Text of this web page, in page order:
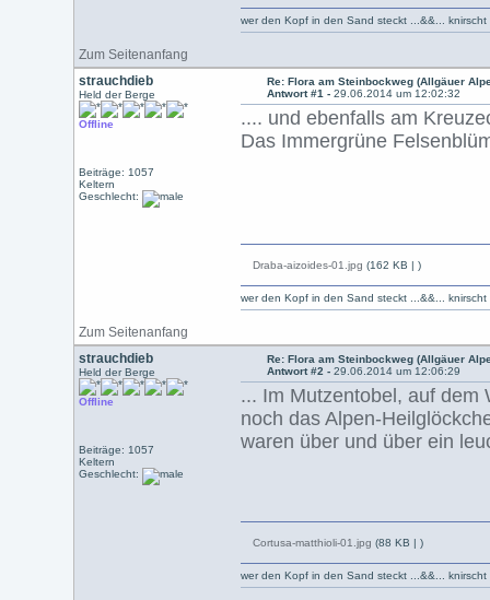
Zum Seitenanfang
wer den Kopf in den Sand steckt ...&&...
strauchdieb
Held der Berge
Offline
Beiträge: 1057
Keltern
Geschlecht:
Re: Flora am Steinbockweg (Allgäuer
Antwort #1 -29.06.2014 um 12:02:32
.... und ebenfalls am
Das Immergrüne
Zum Seitenanfang
Draba-aizoides-01.jpg (162 KB | )
wer den Kopf in den Sand steckt ...&&...
strauchdieb
Held der Berge
Offline
Beiträge: 1057
Keltern
Geschlecht:
Re: Flora am Steinbockweg (Allgäuer
Antwort #2 -29.06.2014 um 12:06:29
... Im Mutzentobel, auf dem
noch das Alpen-
waren über und über ein
Cortusa-matthioli-01.jpg (88 KB | )
wer den Kopf in den Sand steckt ...&&...